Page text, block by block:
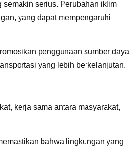
semakin serius. Perubahan iklim
yang dapat mempengaruhi
penggunaan sumber daya
yang lebih berkelanjutan.
kerja sama antara masyarakat,
bahwa lingkungan yang